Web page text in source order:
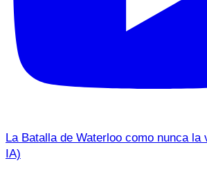
La Batalla de Waterloo como nunca la
IA)